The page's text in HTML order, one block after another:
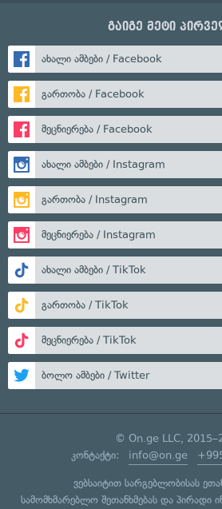
გაიგე მეტი
ახალი ამბები / Facebook
გართობა / Facebook
მეცნიერება / Facebook
ახალი ამბები / Instagram
გართობა / Instagram
მეცნიერება / Instagram
ახალი ამბები / TikTok
გართობა / TikTok
მეცნიერება / TikTok
ბოლო ამბები / Twitter
© On.ge LLC,
კონტაქტი: info@on.ge
ვებსაიტით სარგებლობისას
სამომხმარებლო შეთანხმებასდა პირადი